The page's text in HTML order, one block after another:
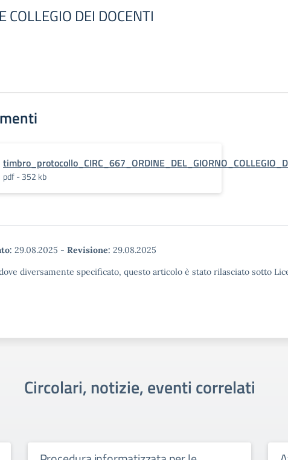
COLLEGIO DEI DOCENTI
pdf - 352 kb
29.08.2025 - Revisione: 29.08.2025
diversamente specificato, questo articolo è stato rilasciato sotto
Circolari, notizie, eventi correlati